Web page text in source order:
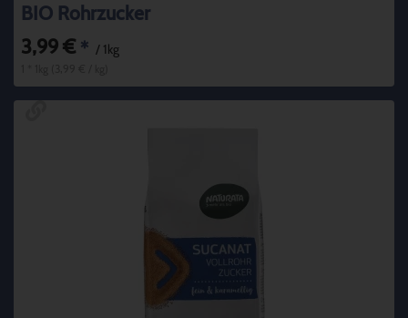
BIO Rohrzucker
3,99 € * / 1kg